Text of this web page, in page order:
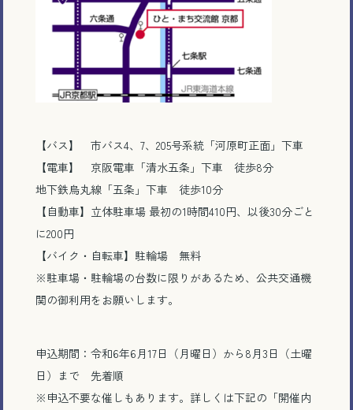
電話で相談する
【バス】 市バス4、7、205号系統「河原町正面」下車
【電車】 京阪電車「清水五条」下車 徒歩8分
地下鉄烏丸線「五条」下車 徒歩10分
【自動車】立体駐車場 最初の1時間410円、以後30分ごと
に200円
【バイク・自転車】駐輪場 無料
※駐車場・駐輪場の台数に限りがあるため、公共交通機
関の御利用をお願いします。
申込期間：令和6年6月17日（月曜日）から8月3日（土曜
日）まで 先着順
※申込不要な催しもあります。詳しくは下記の「開催内